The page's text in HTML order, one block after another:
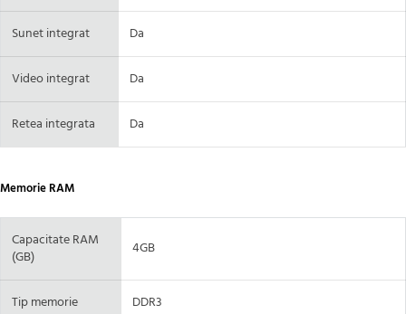
Sunet integrat Da
Video integrat Da
Retea integrata Da
Memorie RAM
Capacitate RAM
(GB)
4GB
Tip memorie DDR3